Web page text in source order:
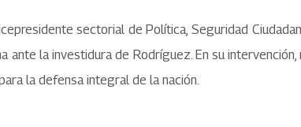
sectorial de Política, Seguridad
ante la investidura de Rodríguez. En su
la defensa integral de la nación.